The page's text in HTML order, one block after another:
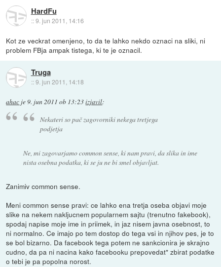
HardFu
::9. jun 2011, 14:16
Kot ze veckrat omenjeno, to da te lahko nekdo oznaci na sliki, ni
problem FBja ampak tistega, ki te je oznacil.
Truga
::9. jun 2011, 14:18
ahac je9. jun 2011 ob 13:23izjavil:
Nekateri so pač zagovorniki nekega tretjega
podjetja
Ne, mi zagovarjamo common sense, ki nam pravi, da slika in ime
nista osebna podatka, ki se ju ne bi smel objavljat.
Zanimiv common sense.
Meni common sense pravi: ce lahko ena tretja oseba objavi moje
slike na nekem nakljucnem popularnem sajtu (trenutno fakebook),
spodaj napise moje ime in priimek, in jaz nisem javna osebnost, to
ni normalno. Ce imajo po tem dostop do tega vsi in njihov pes, je to
se bol bizarno. Da facebook tega potem ne sankcionira je skrajno
cudno, da pa ni nacina kako facebooku prepovedat* zbirat podatke
o tebi je pa popolna norost.